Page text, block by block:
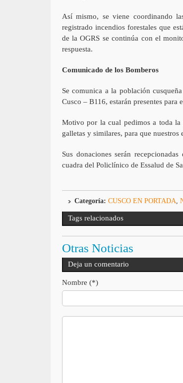
Así mismo, se viene coordinando
registrado incendios forestales que
de la OGRS se continúa con el
respuesta.
Comunicado de los Bomberos
Se comunica a la población
Cusco – B116, estarán presentes
Motivo por la cual pedimos a toda la
galletas y similares, para que
Sus donaciones serán
cuadra del Policlínico de Essalud de
Categoría: CUSCO EN PORTADA
Tags relacionados
Otras Noticias
Deja un comentario
Nombre (*)